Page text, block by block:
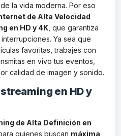
la vida moderna. Por eso
de Alta Velocidad
en HD y 4K , que garantiza
Ya sea que
favoritas, trabajes con
en vivo tus eventos,
calidad de imagen y sonido.
en HD y
de Alta Definición en
quienes buscan máxima